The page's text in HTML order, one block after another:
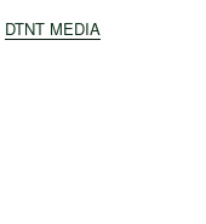
DTNT MEDIA